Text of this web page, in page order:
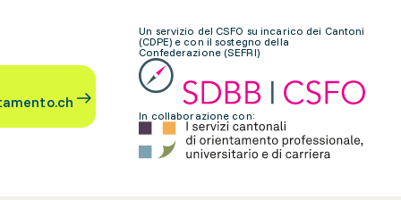
Un servizio del CSFO su incarico dei Cantoni
(CDPE) e con il sostegno della
Confederazione (SEFRI)
In collaborazione con: